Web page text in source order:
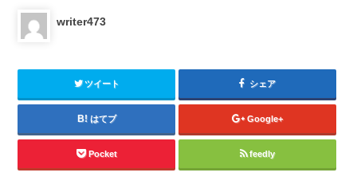
writer473
ツイート シェア
はてブ Google+
Pocket feedly